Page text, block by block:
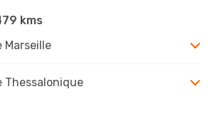
kms
Marseille
Thessalonique